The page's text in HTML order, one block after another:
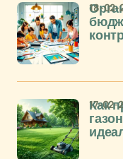
18-02-
Как
17-02-